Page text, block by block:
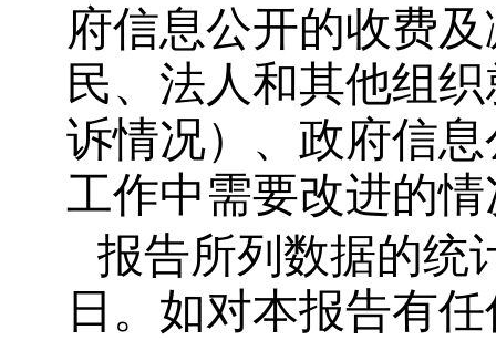
府信息公开的收费
民、法人和其他组
诉情况）、政府信
工作中需要改进的
报告所列数据的统
日。如对本报告有